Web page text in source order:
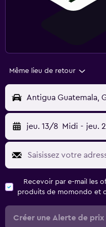
Même lieu de retour
Antigua Guatemala,
jeu. 13/8 Midi - jeu.
Recevoir par e-mail les
produits de momondo et
Créer une Alerte de prix